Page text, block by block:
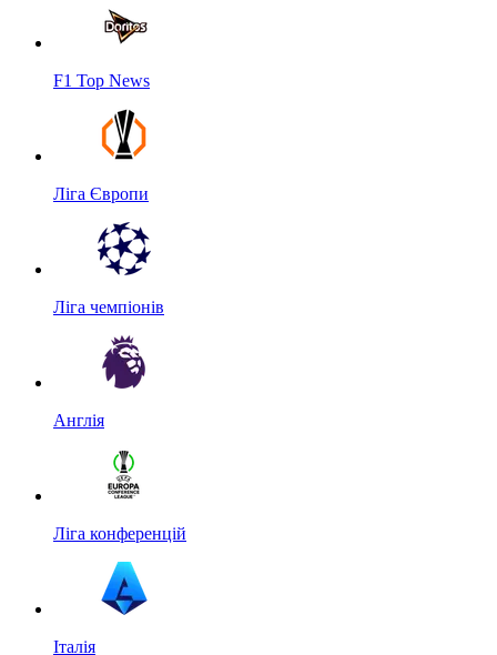
F1 Top News
Ліга Європи
Ліга чемпіонів
Англія
Ліга конференцій
Італія